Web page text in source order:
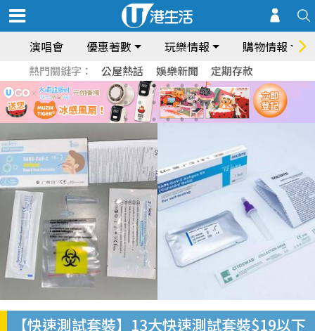
演唱會 優惠著數 玩樂情報 購物情報
熱門關鍵字： 公屋熱話 娛樂新聞 定期存款
【快速測試套裝】13大快速測試套裝$19以下